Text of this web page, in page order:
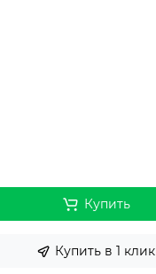
Купить
Купить в 1 клик